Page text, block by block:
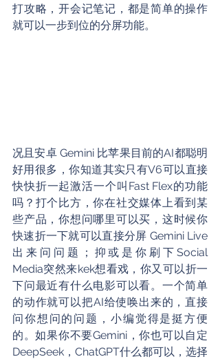
打攻略，开会记笔记，都是简单的操作
就可以一步到位的分屏功能。
况且安卓 Gemini 比苹果目前的AI都聪明
好用很多，你知道其实只有V6可以直接
快快折一起激活一个叫Fast Flex的功能
吗？打个比方，你在社交媒体上看到某
些产品，你想问哪里可以买，这时候你
快速折一下就可以直接分屏 Gemini Live
出来问问题；抑或是你刷下Social
Media突然来kek想看戏，你又可以折一
下问最近有什么电影可以看。一个简单
的动作就可以把AI给使唤出来的，直接
问你想问的问题，小编觉得是挺方便
的。如果你不要Gemini，你也可以自定
DeepSeek，ChatGPT什么都可以，选择